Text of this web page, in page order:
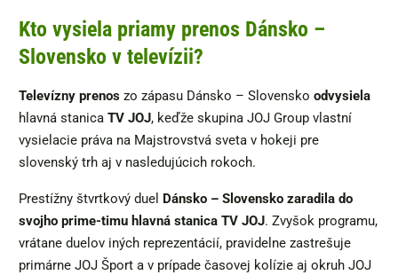
Kto vysiela priamy prenos Dánsko –
Slovensko v televízii?
Televízny prenos zo zápasu Dánsko – Slovensko odvysiela
hlavná stanica TV JOJ, keďže skupina JOJ Group vlastní
vysielacie práva na Majstrovstvá sveta v hokeji pre
slovenský trh aj v nasledujúcich rokoch.
Prestížny štvrtkový duel Dánsko – Slovensko zaradila do
svojho prime-timu hlavná stanica TV JOJ. Zvyšok programu,
vrátane duelov iných reprezentácií, pravidelne zastrešuje
primárne JOJ Šport a v prípade časovej kolízie aj okruh JOJ